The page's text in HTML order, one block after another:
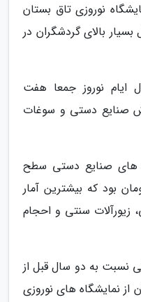
قالب نمایشگاه نوروزی تاق بستان
بسیار بالای گردشگران در
ایام نوروز جمعا هفت
فروش صنایع دستی و سوغات
های صنایع دستی سطح
و 300 میلیون تومان بود که بیشترین آمار
سنتی و احجام
نسبت به دو سال قبل از
از نمایشگاه های نوروزی